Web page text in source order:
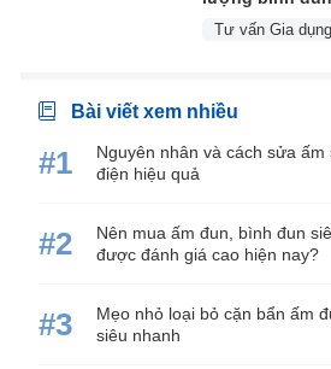
nên biết
Tư vấn Gia dụng
Bài viết xem nhiều
#1
Nguyên nhân và cách sửa
điện hiệu quả
#2
Nên mua ấm đun, bình đun
được đánh giá cao hiện nay?
#3
Mẹo nhỏ loại bỏ cặn bẩn ấm
siêu nhanh